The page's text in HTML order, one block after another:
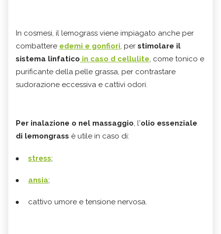
In cosmesi, il lemograss viene impiagato anche per
combattere edemi e gonfiori, per stimolare il
sistema linfatico in caso d cellulite, come tonico e
purificante della pelle grassa, per contrastare
sudorazione eccessiva e cattivi odori.
Per inalazione o nel massaggio, l'olio essenziale
di lemongrass è utile in caso di:
stress;
ansia;
cattivo umore e tensione nervosa.